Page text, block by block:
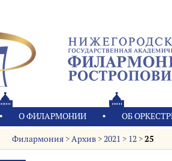
О ФИЛАРМОНИИ OБ
Филармония>Архив>2021 > 12>25